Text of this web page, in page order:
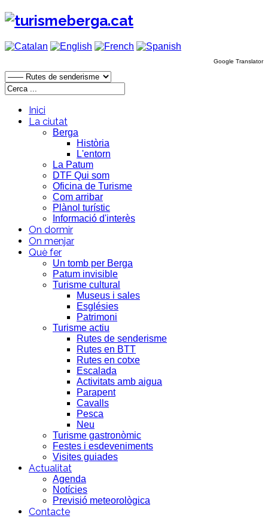
Google Translator
Inici
La ciutat
Berga
Història
L'entorn
La Patum
DTF Qui som
Oficina de Turisme
Com arribar
Plànol turístic
Informació d'interès
On dormir
On menjar
Què fer
Un tomb per Berga
Patum invisible
Turisme cultural
Museus i sales
Esglésies
Patrimoni
Turisme actiu
Rutes de senderisme
Rutes en BTT
Rutes en cotxe
Escalada
Activitats amb aigua
Parapent
Cavalls
Pesca
Neu
Turisme gastronòmic
Festes i esdeveniments
Visites guiades
Actualitat
Agenda
Notícies
Previsió meteorològica
Contacte